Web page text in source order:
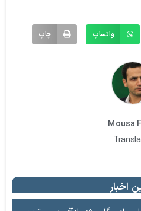
واتساپ چاپ
Mousa
اخبار